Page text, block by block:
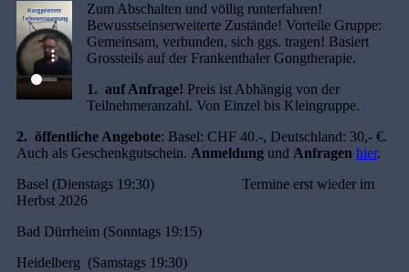
Zum Abschalten und völlig runterfahren!
Bewusstseinserweiterte Zustände! Vorteile Gruppe:
Gemeinsam, verbunden, sich ggs. tragen! Basiert
Grossteils auf der Frankenthaler Gongtherapie.
1. auf Anfrage! Preis ist Abhängig von der
Teilnehmeranzahl. Von Einzel bis Kleingruppe.
2. öffentliche Angebote: Basel: CHF 40.-, Deutschland: 30,- €.
Auch als Geschenkgutschein. Anmeldungund Anfragen hier.
Basel (Dienstags 19:30) Termine erst wieder im
Herbst 2026
Bad Dürrheim (Sonntags 19:15)
Heidelberg (Samstags 19:30)